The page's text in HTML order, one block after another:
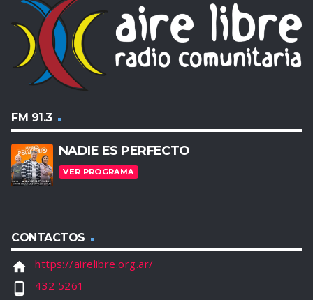
FM 91.3
NADIE ES PERFECTO
VER PROGRAMA
CONTACTOS
home https://airelibre.org.ar/
phone_android
432 5261